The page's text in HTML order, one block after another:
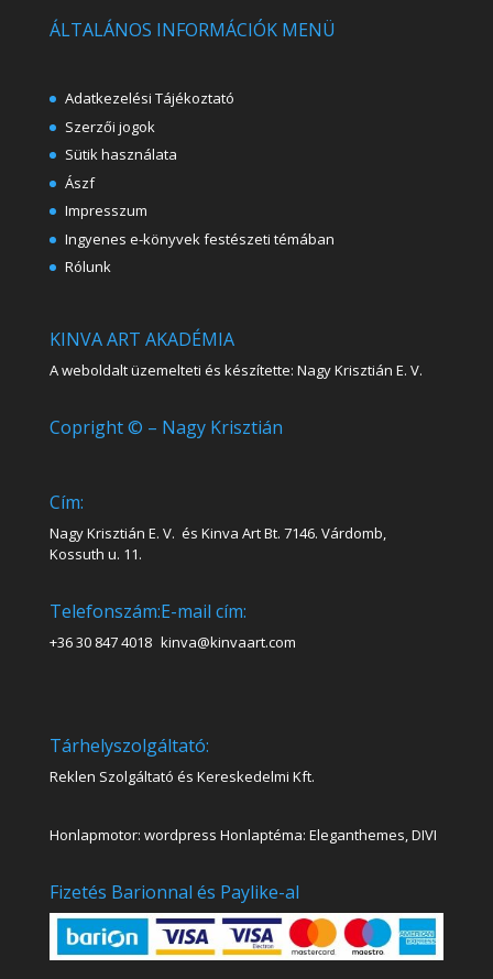
ÁLTALÁNOS INFORMÁCIÓK MENÜ
Adatkezelési Tájékoztató
Szerzői jogok
Sütik használata
Ászf
Impresszum
Ingyenes e-könyvek festészeti témában
Rólunk
KINVA ART AKADÉMIA
A weboldalt üzemelteti és készítette: Nagy Krisztián E. V.
Copright © – Nagy Krisztián
Cím:
Nagy Krisztián E. V. és Kinva Art Bt. 7146. Várdomb,
Kossuth u. 11.
Telefonszám:
+36 30 847 4018
E-mail cím:
kinva@kinvaart.com
Tárhelyszolgáltató:
Reklen Szolgáltató és Kereskedelmi Kft.
Honlapmotor: wordpress Honlaptéma: Eleganthemes, DIVI
Fizetés Barionnal és Paylike-al